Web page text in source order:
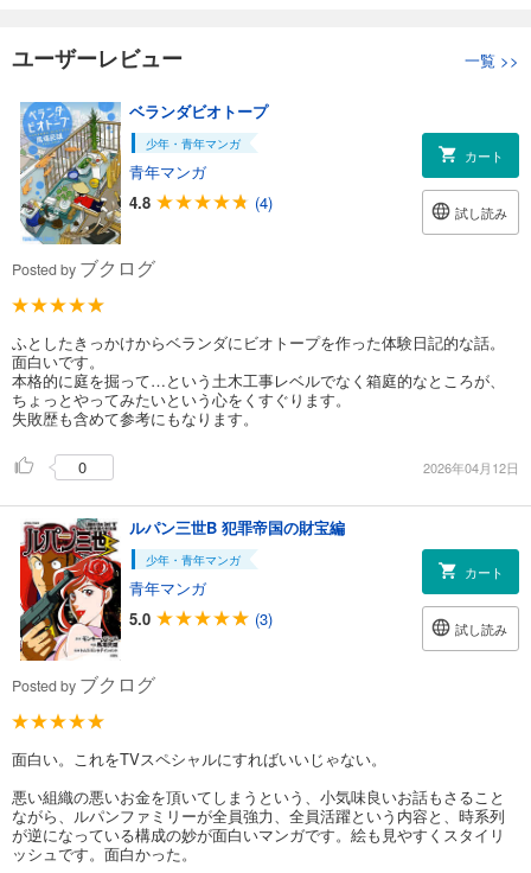
ユーザーレビュー 一覧 >>
ベランダビオトープ
少年・青年マンガ
青年マンガ
4.8
(4)
カート
試し読み
Posted by ブクログ
ふとしたきっかけからベランダにビオトープを作った体験日記的な話。
面白いです。
本格的に庭を掘って…という土木工事レベルでなく箱庭的なところが、
ちょっとやってみたいという心をくすぐります。
失敗歴も含めて参考にもなります。
0 2026年04月12日
ルパン三世B 犯罪帝国の財宝編
少年・青年マンガ
青年マンガ
5.0
(3)
カート
試し読み
Posted by ブクログ
面白い。これをTVスペシャルにすればいいじゃない。
悪い組織の悪いお金を頂いてしまうという、小気味良いお話もさること
ながら、ルパンファミリーが全員強力、全員活躍という内容と、時系列
が逆になっている構成の妙が面白いマンガです。絵も見やすくスタイリ
ッシュです。面白かった。